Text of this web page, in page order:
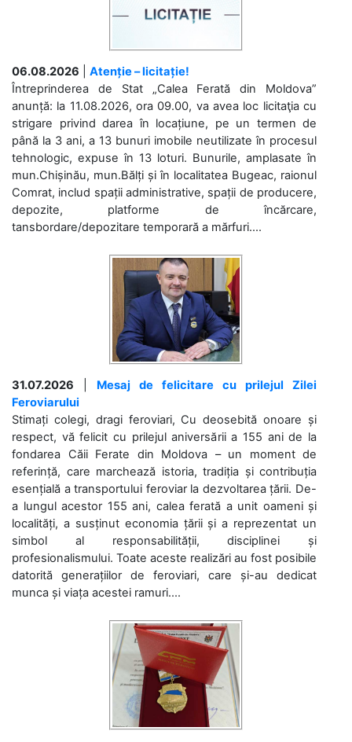
06.08.2026
Atenție – licitație!
Întreprinderea de Stat „Calea Ferată din Moldova”
anunță: la 11.08.2026, ora 09.00, va avea loc licitaţia cu
strigare privind darea în locațiune, pe un termen de
până la 3 ani, a 13 bunuri imobile neutilizate în procesul
tehnologic, expuse în 13 loturi. Bunurile, amplasate în
mun.Chișinău, mun.Bălți și în localitatea Bugeac, raionul
Comrat, includ spații administrative, spații de producere,
depozite, platforme de încărcare,
tansbordare/depozitare temporară a mărfuri....
31.07.2026
Mesaj de felicitare cu prilejul Zilei
Feroviarului
Stimați colegi, dragi feroviari, Cu deosebită onoare și
respect, vă felicit cu prilejul aniversării a 155 ani de la
fondarea Căii Ferate din Moldova – un moment de
referință, care marchează istoria, tradiția și contribuția
esențială a transportului feroviar la dezvoltarea țării. De-
a lungul acestor 155 ani, calea ferată a unit oameni și
localități, a susținut economia țării și a reprezentat un
simbol al responsabilității, disciplinei și
profesionalismului. Toate aceste realizări au fost posibile
datorită generațiilor de feroviari, care și-au dedicat
munca și viața acestei ramuri....